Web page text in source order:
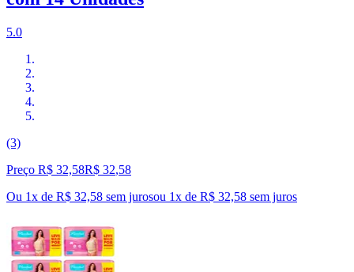
5.0
(3)
Preço R$ 32,58R$ 32,58
Ou 1x de R$ 32,58 sem jurosou 1x de R$ 32,58 sem juros